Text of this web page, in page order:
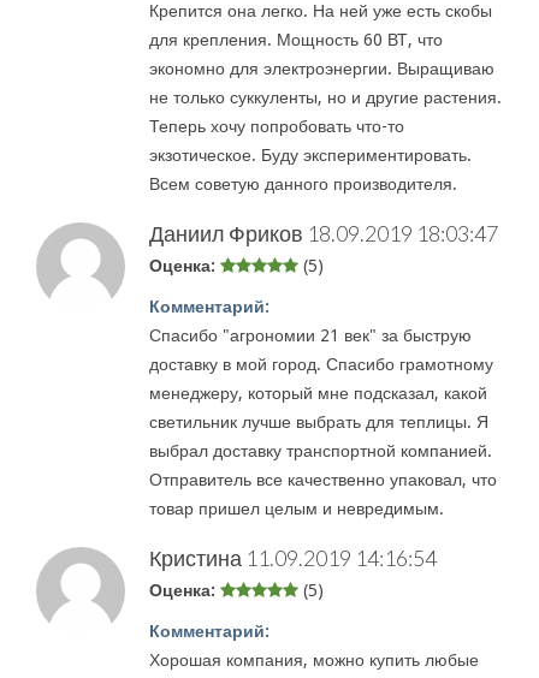
Крепится она легко. На ней уже есть скобы
для крепления. Мощность 60 ВТ, что
экономно для электроэнергии. Выращиваю
не только суккуленты, но и другие растения.
Теперь хочу попробовать что-то
экзотическое. Буду экспериментировать.
Всем советую данного производителя.
Даниил Фриков 18.09.2019 18:03:47
Оценка: (5)
Комментарий:
Спасибо "агрономии 21 век" за быструю
доставку в мой город. Спасибо грамотному
менеджеру, который мне подсказал, какой
светильник лучше выбрать для теплицы. Я
выбрал доставку транспортной компанией.
Отправитель все качественно упаковал, что
товар пришел целым и невредимым.
Кристина 11.09.2019 14:16:54
Оценка: (5)
Комментарий:
Хорошая компания, можно купить любые